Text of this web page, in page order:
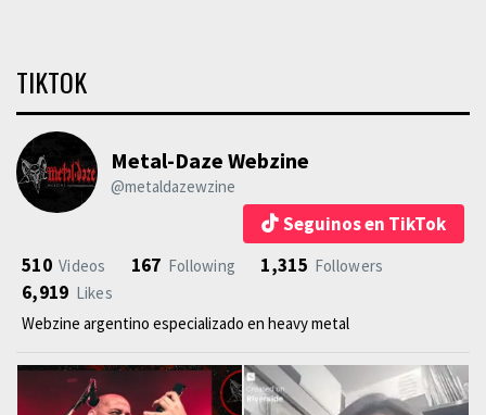
TIKTOK
Metal-Daze Webzine
@metaldazewzine
Seguinos en TikTok
510 Videos 167 Following 1,315 Followers
6,919 Likes
Webzine argentino especializado en heavy metal